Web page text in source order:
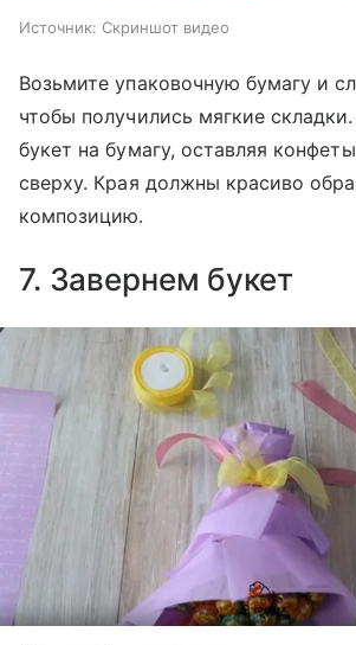
Источник: Скриншот видео
Возьмите упаковочную бумагу и
чтобы получились мягкие
букет на бумагу, оставляя
сверху. Края должны красиво
композицию.
7. Завернем букет